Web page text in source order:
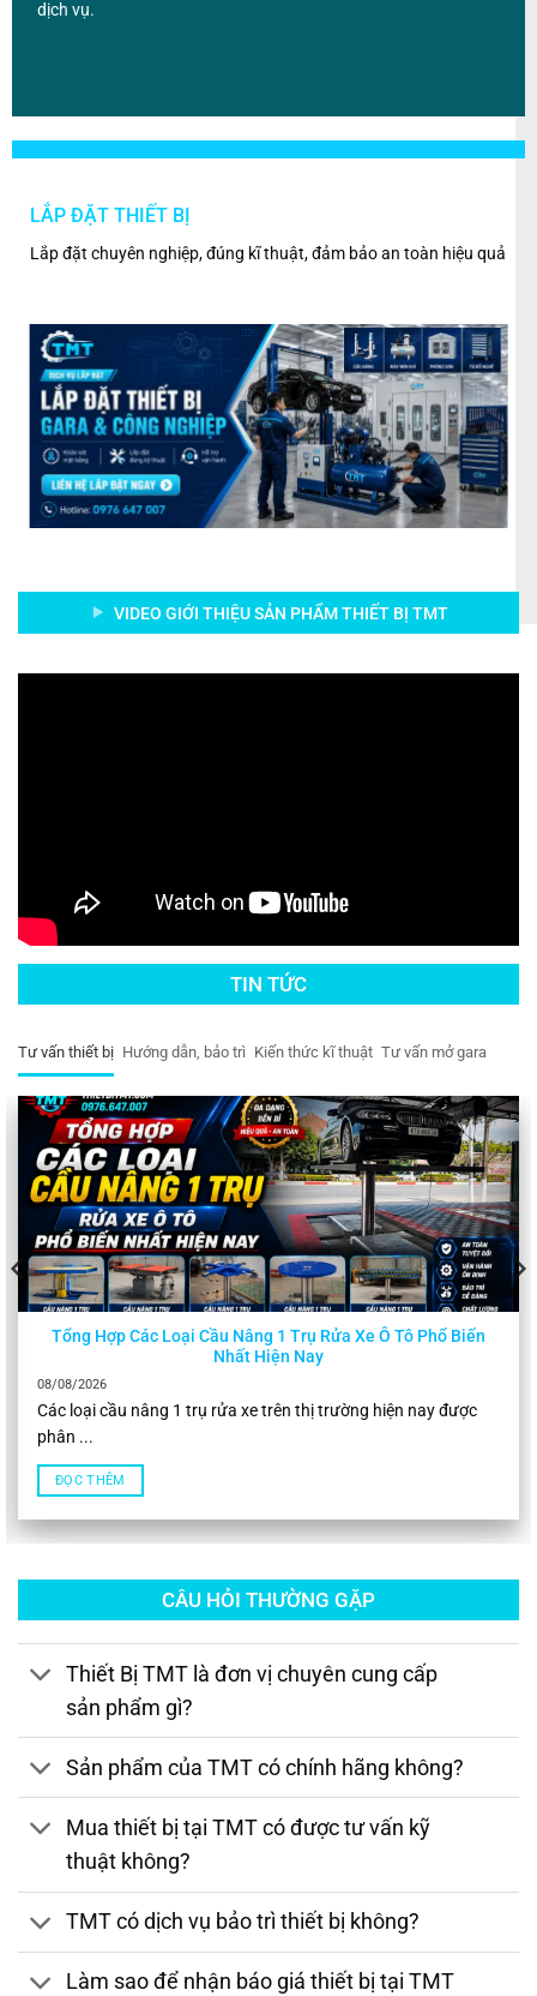
dịch vụ.
LẮP ĐẶT THIẾT BỊ
Lắp đặt chuyên nghiệp, đúng kĩ thuật, đảm bảo an toàn hiệu quả
VIDEO GIỚI THIỆU SẢN PHẨM THIẾT BỊ TMT
TIN TỨC
Tư vấn thiết bị Hướng dẫn, bảo trì Kiến thức kĩ thuật Tư vấn mở gara
Tổng Hợp Các Loại Cầu Nâng 1 Trụ Rửa Xe Ô Tô Phổ Biến
Nhất Hiện Nay
08/08/2026
Các loại cầu nâng 1 trụ rửa xe trên thị trường hiện nay được
phân ...
ĐỌC THÊM
CÂU HỎI THƯỜNG GẶP
Thiết Bị TMT là đơn vị chuyên cung cấp
sản phẩm gì?
Sản phẩm của TMT có chính hãng không?
Mua thiết bị tại TMT có được tư vấn kỹ
thuật không?
TMT có dịch vụ bảo trì thiết bị không?
Làm sao để nhận báo giá thiết bị tại TMT